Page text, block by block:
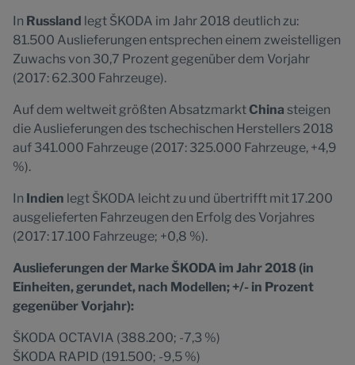
In Russland legt ŠKODA im Jahr 2018 deutlich zu:
81.500 Auslieferungen entsprechen einem zweistelligen
Zuwachs von 30,7 Prozent gegenüber dem Vorjahr
(2017: 62.300 Fahrzeuge).
Auf dem weltweit größten Absatzmarkt China steigen
die Auslieferungen des tschechischen Herstellers 2018
auf 341.000 Fahrzeuge (2017: 325.000 Fahrzeuge, +4,9
%).
In Indien legt ŠKODA leicht zu und übertrifft mit 17.200
ausgelieferten Fahrzeugen den Erfolg des Vorjahres
(2017: 17.100 Fahrzeuge; +0,8 %).
Auslieferungen der Marke ŠKODA im Jahr 2018 (in
Einheiten, gerundet, nach Modellen; +/- in Prozent
gegenüber Vorjahr):
ŠKODA OCTAVIA (388.200; -7,3 %)
ŠKODA RAPID (191.500; -9,5 %)